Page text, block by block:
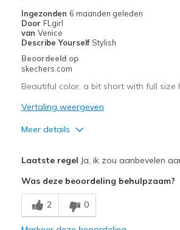
Ingezonden 6 maanden geleden
Door FLgirl
van Venice
Describe Yourself Stylish
Beoordeeld op
skechers.com
Beautiful color, a bit short with full size
Vertaling weergeven
Meer details
Beste toepassingen
Casual Wear
Laatste regel Ja, ik zou aanbevelen
Was deze beoordeling behulpzaam?
2 0